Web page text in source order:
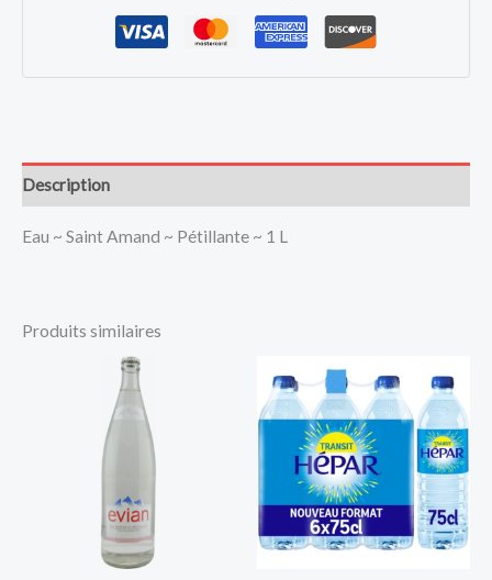
Description
Eau ~ Saint Amand ~ Pétillante ~ 1 L
Produits similaires